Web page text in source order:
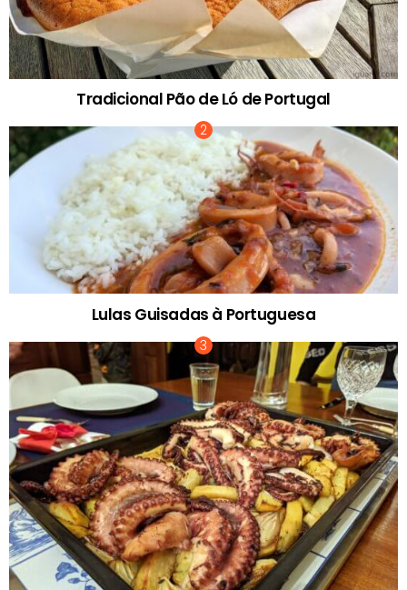
Tradicional Pão de Ló de Portugal
Lulas Guisadas à Portuguesa